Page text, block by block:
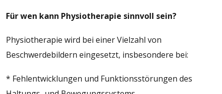
Für wen kann Physiotherapie sinnvoll sein?
Physiotherapie wird bei einer Vielzahl von
Beschwerdebildern eingesetzt, insbesondere bei:
* Fehlentwicklungen und Funktionsstörungen des